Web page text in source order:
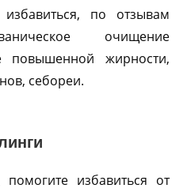
по отзывам
очищение
повышенной жирности,
себореи.
избавиться от